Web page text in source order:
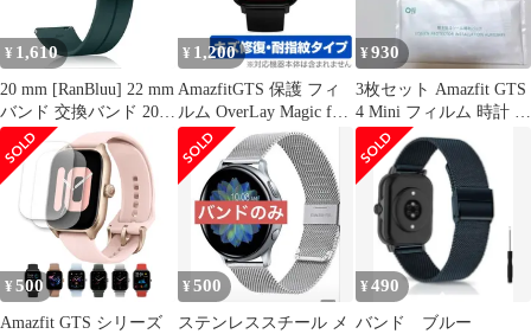
¥ 1,610
20 mm [RanBluu] 22 mm
バンド 交換バンド 20
ミリ 22 ミリ シリコン
製 マグネット 磁気バッ
クル スポーツバンド ク
イックリリース ストラ
ップ 交換用ストラップ
替えベルト 防水 耐汗性
長さ調節可能 (20 mm
グリーン)
¥ 1,200
AmazfitGTS 保護 フィ
ルム OverLay Magic for
Amazfit GTS (2枚組) キ
ズ修復 耐指紋 防指紋
コーティング アマズフ
ィット スマートウォッ
¥930
3枚セット Amazfit GTS
4 Mini フィルム 時計 ス
マート
¥ 500
Amazfit GTS シリーズ
¥500
ステンレススチール メ
¥490
バンド ブルー